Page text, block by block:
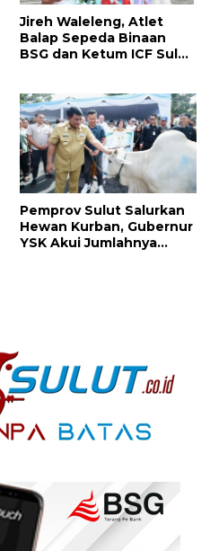
Jireh Waleleng, Atlet
Balap Sepeda Binaan
BSG dan Ketum ICF Sulut
Pemprov Sulut Salurkan
Hewan Kurban, Gubernur
YSK Akui Jumlahnya